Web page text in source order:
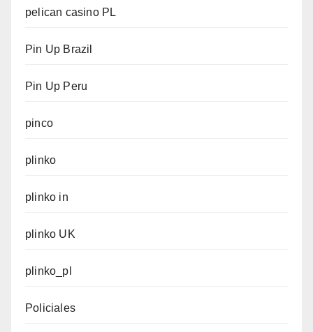
pelican casino PL
Pin Up Brazil
Pin Up Peru
pinco
plinko
plinko in
plinko UK
plinko_pl
Policiales